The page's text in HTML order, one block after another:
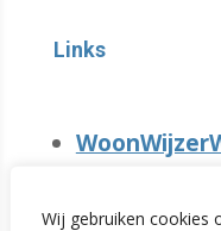
Wij gebruiken cookies
Links
Groene